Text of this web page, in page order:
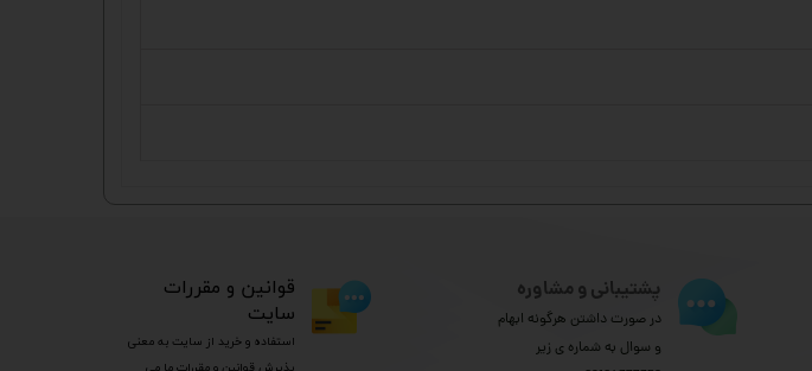
پشتیبانی و مشاوره
در صورت داشتن هرگونه ابهام
و سوال به شماره ی زیر
​قوانین و مقررات
سایت
استفاده و خرید از سایت به معنی